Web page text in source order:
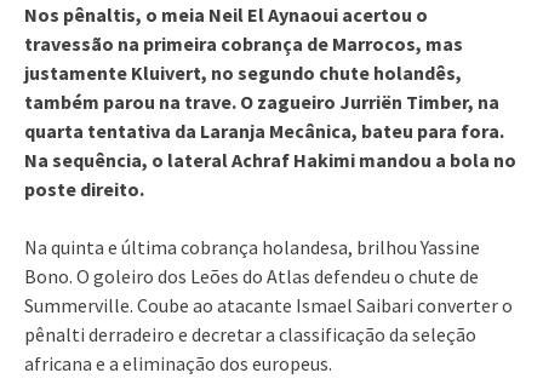
Nos pênaltis, o meia Neil El Aynaoui acertou o
travessão na primeira cobrança de Marrocos, mas
justamente Kluivert, no segundo chute holandês,
também parou na trave. O zagueiro Jurriën Timber, na
quarta tentativa da Laranja Mecânica, bateu para fora.
Na sequência, o lateral Achraf Hakimi mandou a bola no
poste direito.
Na quinta e última cobrança holandesa, brilhou Yassine
Bono. O goleiro dos Leões do Atlas defendeu o chute de
Summerville. Coube ao atacante Ismael Saibari converter o
pênalti derradeiro e decretar a classificação da seleção
africana e a eliminação dos europeus.